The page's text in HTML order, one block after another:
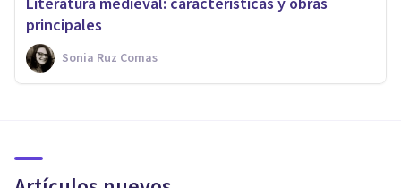
principales
Sonia Ruz Comas